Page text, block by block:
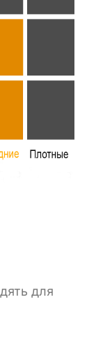
для